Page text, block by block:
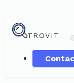
TROVIT